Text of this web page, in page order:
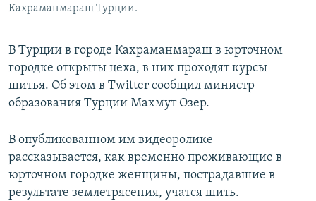
Кахраманмараш Турции.
В Турции в городе Кахраманмараш в юрточном
городке открыты цеха, в них проходят курсы
шитья. Об этом в Twitter сообщил министр
образования Турции Махмут Озер.
В опубликованном им видеоролике
рассказывается, как временно проживающие в
юрточном городке женщины, пострадавшие в
результате землетрясения, учатся шить.